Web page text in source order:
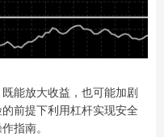
能放大收益，也可能加剧
前提下利用杠杆实现安全
指南。